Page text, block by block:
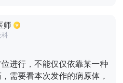
见的脚气而言，一般疗程不
师
科
进行，不能仅仅依靠某一种
需要看本次发作的病原体，